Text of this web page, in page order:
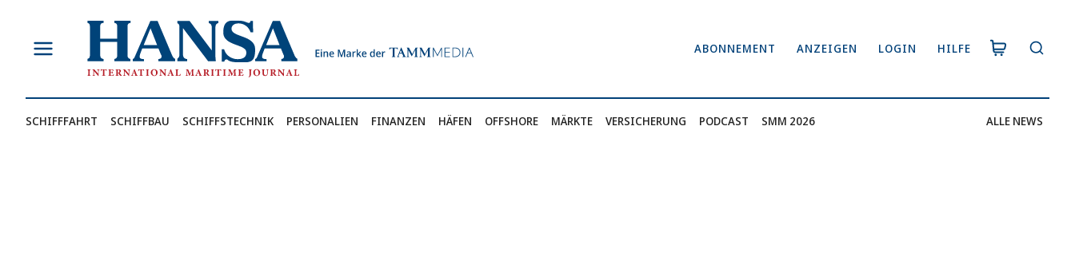
springen
ABONNEMENT ANZEIGEN LOGIN HILFE
SCHIFFFAHRT SCHIFFBAU SCHIFFSTECHNIK PERSONALIEN FINANZEN HÄFEN OFFSHORE MÄRKTE VERSICHERUNG PODCAST SMM 2026 ALLE NEWS